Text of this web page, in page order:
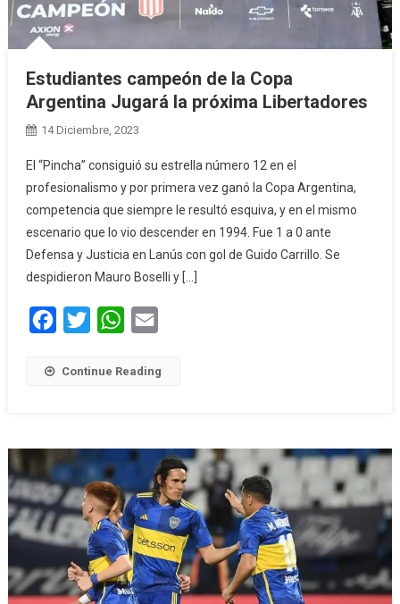
Estudiantes campeón de la Copa
Argentina Jugará la próxima Libertadores
14 Diciembre, 2023
El “Pincha” consiguió su estrella número 12 en el
profesionalismo y por primera vez ganó la Copa Argentina,
competencia que siempre le resultó esquiva, y en el mismo
escenario que lo vio descender en 1994. Fue 1 a 0 ante
Defensa y Justicia en Lanús con gol de Guido Carrillo. Se
despidieron Mauro Boselli y […]
Facebook
Twitter WhatsApp
Continue Reading